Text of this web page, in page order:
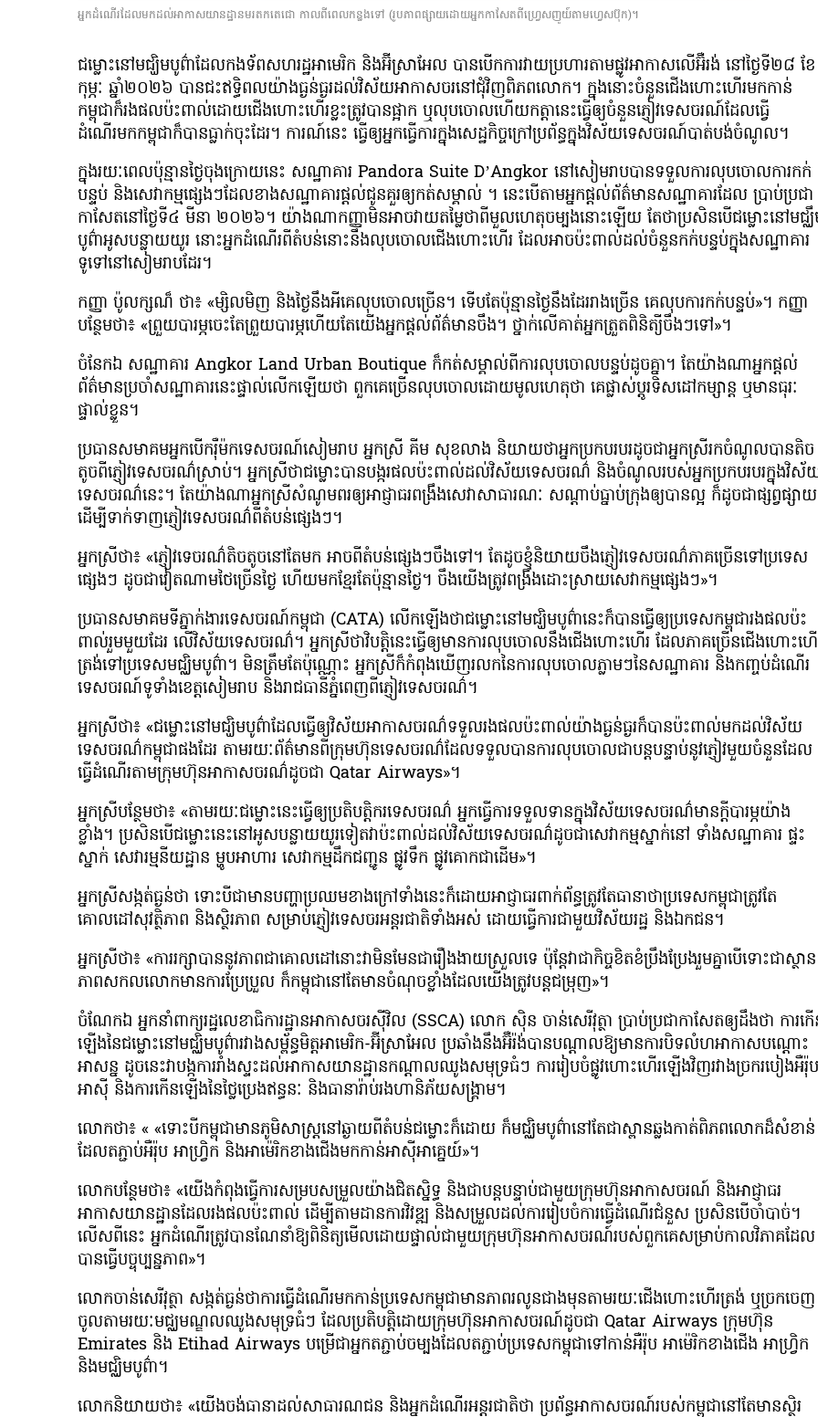
អ្នកដំណើរដែលមកដល់អាកាសយានដ្ឋានមរតកតេជោ កាលពីពេលកន្លងទៅ (រូបភាពផ្សាយដោយអ្នកកាសែតពីហ្វ្រេសញូយ៍តាមហ្វេសប៊ុក)។
ជម្លោះនៅមជ្ឃិមបូព៌ាដែលកងទ័ពសហរដ្ឋអាមេរិក និងអ៊ីស្រាអែល បានបើកការវាយប្រហារតាមផ្លូវអាកាសលើអ៊ឺរង់ នៅថ្ងៃទី២៨ ខែ
កុម្ភៈ ឆ្នាំ២០២៦ បានជះឥទ្ធិពលយ៉ាងធ្ងន់ធ្ងរដល់វិស័យអាកាសចរនៅជុំវិញពិភពលោក។ ក្នុងនោះចំនួនជើងហោះហើរមកកាន់
កម្ពុជាក៏រង​ផលប៉ះពាល់ដោយជើងហោះហើរខ្លះត្រូវបានផ្អាក ឬលុបចោលហើយកត្តានេះធ្វើឲ្យចំនួនភ្ញៀវទេសចរណ៍ដែលធ្វើ
ដំណើរមកកម្ពុជាក៏បានធ្លាក់ចុះដែរ។ ការណ៍នេះ ធ្វើឲ្យអ្នកធ្វើការក្នុងសេដ្ឋកិច្ចក្រៅប្រព័ន្ធក្នុងវិស័យទេសចរណ៍បាត់បង់ចំណូល។
ក្នុងរយៈពេលប៉ុន្មានថ្ងៃចុងក្រោយនេះ សណ្ឋាគារ Pandora Suite D’Angkor នៅសៀមរាបបានទទួលការលុបចោលការកក់
បន្ទប់ និងសេវាកម្មផ្សេងៗដែលខាងសណ្ឋាគារផ្ដល់ជូនគួរឲ្យកត់សម្គាល់ ។ នេះបើតាមអ្នកផ្ដល់ព័ត៌មានសណ្ឋាគារដែល ប្រាប់ប្រជា
កាសែតនៅថ្ងៃទី៤ មីនា ២០២៦។ យ៉ាងណាកញ្ញាមិនអាចវាយតម្លៃថាពីមួលហេតុចម្បងនោះឡើយ តែថាប្រសិនបើជម្លោះនៅមជ្
បូព៌ាអូសបន្លាយយូរ នោះអ្នកដំណើរពីតំបន់នោះនឹងលុបចោលជើងហោះហើរ ដែលអាចប៉ះពាល់ដល់ចំនួនកក់បន្ទប់ក្នុងសណ្ឋាគារ
ទូទៅនៅសៀមរាបដែរ។
កញ្ញា ប៉ូលក្សណ៏ ថា៖ «ម្សិលមិញ និងថ្ងៃនឹងអីគេលុបចោលច្រើន។ ទើបតែប៉ុន្មានថ្ងៃនឹងដែររាងច្រើន គេលុបការកក់បន្ទប់»។ កញ្ញា
បន្ថែមថា៖ «ព្រួយបារម្ភចេះតែព្រួយបារម្ភហើយតែយើងអ្នកផ្ដល់ព័ត៌មានចឹង។ ថ្នាក់លើគាត់អ្នកត្រួតពិនិត្យីចឹងៗទៅ»។
ចំនែកឯ សណ្ឋាគារ Angkor Land Urban Boutique ក៏កត់សម្គាល់ពីការលុបចោលបន្ទប់ដូចគ្នា។ តែយ៉ាងណាអ្នកផ្ដល់
ព័ត៌មានប្រចាំសណ្ឋាគារនេះផ្ទាល់លើកឡើយថា ពួកគេច្រើនលុបចោលដោយមូលហេតុថា គេផ្លាស់ប្ដូរទិសដៅកម្សាន្ត ឬមានធុរៈ
ផ្ទាល់ខ្លួន។
ប្រធានសមាគមអ្នកបើករ៉ឺម៉កទេសចរណ៍សៀមរាប អ្នកស្រី គីម សុខលាង និយាយថាអ្នកប្រកបរបរដូចជាអ្នកស្រីរកចំណូលបានតិច
តូចពីភ្ញៀវទេសចរណ៌ស្រាប់។ អ្នកស្រីថាជម្លោះបានបង្ករផលប៉ះពាល់ដល់វិស័យទេសចរណ៌ និងចំណូលរបស់អ្នកប្រកបរបរក្នុងវិស័
ទេសចរណ៌នេះ។ តែយ៉ាងណាអ្នកស្រីសំណូមពរឲ្យអាជ្ញាធរពង្រឹងសេវាសាធារណៈ សណ្ដាប់ធ្នាប់ក្រុងឲ្យបានល្អ ក៏ដូចជាផ្សព្វផ្សាយ
ដើម្បីទាក់ទាញភ្ញៀវទេសចរណ៌ពីតំបន់ផ្សេងៗ។
អ្នកស្រីថា៖ «ភ្ញៀវទេចរណ៌តិចតូចនៅតែមក អាចពីតំបន់ផ្សេងៗចឹងទៅ។ តែដូចខ្ញុំនិយាយចឹងភ្ញៀវទេសចរណ៌ភាគច្រើនទៅប្រទេស
ផ្សេងៗ ដូចជាវៀតណាមថៃច្រើនថ្ងៃ ហើយមកខ្មែរតែប៉ុន្មានថ្ងៃ។ ចឹងយើងត្រូវពង្រឹងដោះស្រាយសេវាកម្មផ្សេងៗ»។
ប្រធានសមាគមទីភ្នាក់ងារទេសចរណ៍កម្ពុជា (CATA) លើកឡើងថាជម្លោះនៅមជ្ឃិមបូព៌ានេះក៏បានធ្វើឲ្យប្រទេសកម្ពុជារងផលប៉ះ
ពាល់រួមមួយដែរ លើវិស័យទេសចរណ៌។ អ្នកស្រីថាវិបត្តិនេះធ្វើឲ្យមានការលុបចោលនឹងជើងហោះហើរ ដែលភាគច្រើនជើងហោះហើ
ត្រង់ទៅប្រទេសមជ្ឈិមបូព៌ា។ មិនត្រឹមតែប៉ុណ្ណោះ អ្នកស្រីក៏កំពុងឃើញរលកនៃការលុបចោលភ្លាមៗនៃសណ្ឋាគារ និងកញ្ចប់ដំណើរ
ទេសចរណ៍ទូទាំងខេត្តសៀមរាប និងរាជធានីភ្នំពេញពីភ្ញៀវទេសចរណ៌។
អ្នកស្រីថា៖ «ជម្លោះនៅមជ្ឃិមបូព៌ាដែលធ្វើឲ្យវិស័យអាកាសចរណ៌ទទួលរងផលប៉ះពាល់យ៉ាងធ្ងន់ធ្ងរក៏បានប៉ះពាល់មកដល់វិស័យ
ទេសចរណ៌កម្ពុជាផងដែរ តាមរយៈព័ត៌មានពីក្រុមហ៊ុនទេសចរណ៌ដែលទទួលបានការលុបចោលជាបន្តបន្ទាប់នូវភ្ញៀវមួយចំនួនដែល
ធ្វើដំណើរតាមក្រុមហ៊ុនអាកាសចរណ៌ដូចជា Qatar Airways»។
អ្នកស្រីបន្ថែមថា៖ «តាមរយៈជម្លោះនេះធ្វើឲ្យប្រតិបត្តិករទេសចរណ៌ អ្នកធ្វើការទទួលទានក្នុងវិស័យទេសចរណ៌មានក្ដីបារម្ភយ៉ាង
ខ្លាំង។ ប្រសិនបើជម្លោះនេះនៅអូសបន្លាយយូរទៀតវាប៉ះពាល់ដល់វិស័យទេសចរណ៌ដូចជាសេវាកម្មស្នាក់នៅ ទាំងសណ្ឋាគារ ផ្ទះ
ស្នាក់ សេវារម្មនីយដ្ឋាន ម្ហូបអាហារ សេវាកម្មដឹកជញ្ជូន ផ្លូវទឹក ផ្លូវគោកជាដើម»។
អ្នកស្រីសង្កត់ធ្ងន់ថា ទោះបីជាមានបញ្ហាប្រឈមខាងក្រៅទាំងនេះក៏ដោយអាជ្ញាធរពាក់ព័ន្ធត្រូវតែធានាថាប្រទេសកម្ពុជាត្រូវតែ
គោលដៅសុវត្ថិភាព និងស្ថិរភាព សម្រាប់ភ្ញៀវទេសចរអន្តរជាតិទាំងអស់ ដោយធ្វើការជាមួយវិស័យរដ្ឋ និងឯកជន។
អ្នកស្រីថា៖ «ការរក្សាបាននូវភាពជាគោលដៅនោះវាមិនមែនជារឿងងាយស្រួលទេ ប៉ុន្តែវាជាកិច្ចខិតខំប្រឹងប្រែងរួមគ្នាបើទោះជាស្ថាន
ភាពសកលលោកមានការប្រែប្រួល ក៏កម្ពុជានៅតែមានចំណុចខ្លាំងដែលយើងត្រូវបន្តជម្រុញ»។
ចំណែកឯ អ្នកនាំពាក្យរដ្ឋលេខាធិការដ្ឋានអាកាសចរស៊ីវិល (SSCA) លោក ស៊ិន ចាន់សេរីវុត្ថា ប្រាប់ប្រជាកាសែតឲ្យដឹងថា ការក
ឡើងនៃជម្លោះនៅមជ្ឈិមបូព៌ារវាងសម្ព័ន្ធមិត្តអាមេរិក-អ៊ីស្រាអែល ប្រឆាំងនឹងអ៊ឺរ៉ង់បានបណ្តាលឱ្យមានការបិទលំហអាកាសបណ្តោះ
អាសន្ន ដូចនេះវាបង្កការរាំងស្ទះដល់អាកាសយានដ្ឋានកណ្តាលឈូងសមុទ្រធំៗ ការរៀបចំផ្លូវហោះហើរឡើងវិញរវាងច្រករបៀងអឺរ៉ុ
អាស៊ី និងការកើនឡើងនៃថ្លៃប្រេងឥន្ធនៈ និងធានារ៉ាប់រងហានិភ័យសង្គ្រាម។
លោកថា៖ « «ទោះបីកម្ពុជាមានភូមិសាស្ត្រនៅឆ្ងាយពីតំបន់ជម្លោះក៏ដោយ ក៏មជ្ឈិមបូព៌ានៅតែជាស្ពានឆ្លងកាត់ពិភពលោកដ៏សំខាន់
ដែលតភ្ជាប់អឺរ៉ុប អាហ្វ្រិក និងអាម៉េរិកខាងជើងមកកាន់អាស៊ីអាគ្នេយ៍»។
លោកបន្ថែមថា៖ «យើងកំពុងធ្វើការសម្របសម្រួលយ៉ាងជិតស្និទ្ធ និងជាបន្តបន្ទាប់ជាមួយក្រុមហ៊ុនអាកាសចរណ៍ និងអាជ្ញាធរ
អាកាសយានដ្ឋានដែលរងផលប៉ះពាល់ ដើម្បីតាមដានការវិវឌ្ឍ និងសម្រួលដល់ការរៀបចំការធ្វើដំណើរជំនួស ប្រសិនបើចាំបាច់។
លើសពីនេះ អ្នកដំណើរត្រូវបានណែនាំឱ្យពិនិត្យមើលដោយផ្ទាល់ជាមួយក្រុមហ៊ុនអាកាសចរណ៍របស់ពួកគេសម្រាប់កាលវិភាគដែល
បានធ្វើបច្ចុប្បន្នភាព»។
លោកចាន់សេរីវុត្ថា សង្កត់ធ្ងន់ថាការធ្វើដំណើរមកកាន់ប្រទេសកម្ពុជាមានភាពរលូនជាងមុនតាមរយៈជើងហោះហើរត្រង់ ឬច្រកចេញ
ចូលតាមរយៈមជ្ឈមណ្ឌលឈូងសមុទ្រធំៗ ដែលប្រតិបត្តិដោយក្រុមហ៊ុនអាកាសចរណ៍ដូចជា Qatar Airways ក្រុមហ៊ុន
Emirates និង Etihad Airways បម្រើជាអ្នកតភ្ជាប់ចម្បងដែលតភ្ជាប់ប្រទេសកម្ពុជាទៅកាន់អឺរ៉ុប អាម៉េរិកខាងជើង អាហ្វ្រិក
និងមជ្ឈិមបូព៌ា។
លោកនិយាយថា៖ «យើងចង់ធានាដល់សាធារណជន និងអ្នកដំណើរអន្តរជាតិថា ប្រព័ន្ធអាកាសចរណ៍របស់កម្ពុជានៅតែមានស្ថិរ